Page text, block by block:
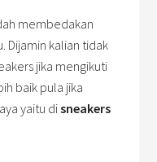
membedakan
Dijamin kalian tidak
jika mengikuti
baik pula jika
yaitu disneakers